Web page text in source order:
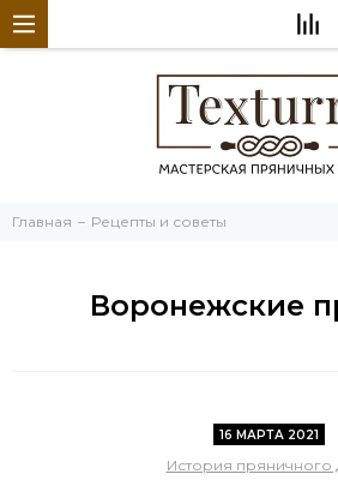
Главная Рецепты и советы
Воронежские
16 МАРТА 2021
История пряничного